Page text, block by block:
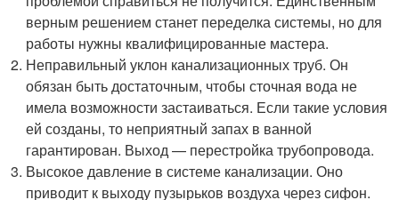
верным решением станет переделка системы, но для
работы нужны квалифицированные мастера.
Неправильный уклон канализационных труб. Он
обязан быть достаточным, чтобы сточная вода не
имела возможности застаиваться. Если такие условия
ей созданы, то неприятный запах в ванной
гарантирован. Выход — перестройка трубопровода.
Высокое давление в системе канализации. Оно
приводит к выходу пузырьков воздуха через сифон.